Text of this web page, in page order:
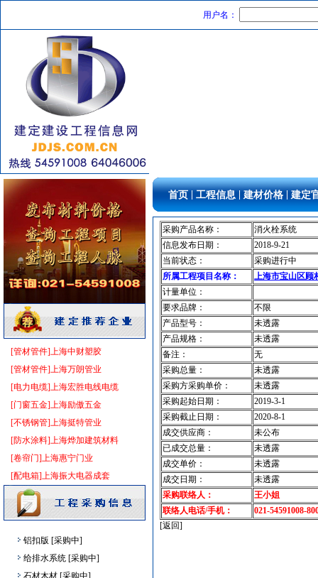
用户名：
[管材管件]上海中财塑胶
[管材管件]上海万朗管业
[电力电缆]上海宏胜电线电缆
[门窗五金]上海励傲五金
[不锈钢管]上海挺特管业
[防水涂料]上海烨加建筑材料
[卷帘门]上海惠宁门业
[配电箱]上海振大电器成套
电梯工程 [采购中]
石材木材 [采购中]
给排水阀门 [采购中]
安全防范 [采购中]
消防火警 [采购中]
筒灯 [采购中]
通风防排烟 [采购中]
消防设施 [采购中]
供水设备 [采购中]
消防器材 [采购中]
泵房
[采购中]
陶瓷块料 [采购中]
油漆涂料 [采购中]
陶瓷制品洁净空调 [采购中]
电梯空调系统 [采购中]
灯盘 [采购中]
仿古砖 [采购中]
门窗玻璃 [采购中]
给排水阀门 [采购中]
实木门 [采购中]
光源灯具 [采购中]
照明灯具 [采购中]
铝扣版 [采购中]
给排水系统 [采购中]
石材木材 [采购中]
首页 工程信息 建材价格 建定
采购产品名称：
消火栓系统
信息发布日期：
2018-9-21
当前状态：
采购进行中
所属工程项目名称：
上海市宝山区顾
计量单位：
要求品牌：
不限
产品型号：
未透露
产品规格：
未透露
备注：
无
采购总量：
未透露
采购方采购单价：
未透露
采购起始日期：
2019-3-1
采购截止日期：
2020-8-1
成交供应商：
未公布
已成交总量：
未透露
成交单价：
未透露
成交日期：
未透露
采购联络人：
王小姐
联络人电话/手机：
021-54591008-
[返回]